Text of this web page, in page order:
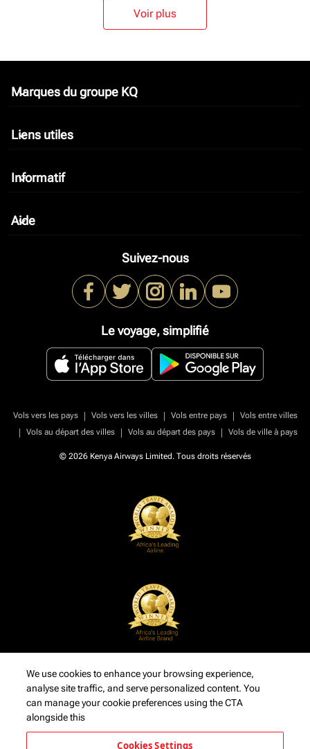
Voir plus
Marques du groupe KQ
keyboard_arrow_down
Liens utiles
keyboard_arrow_down
Informatif
keyboard_arrow_down
Aide
keyboard_arrow_down
Suivez-nous
Le voyage, simplifié
Vols vers les pays | Vols vers les villes | Vols entre pays |
Vols entre villes
|
Vols au départ des villes | Vols au départ des pays | Vols de ville à pays
© 2026 Kenya Airways Limited. Tous droits réservés
We use cookies to enhance your browsing experience,
analyse site traffic, and serve personalized content. You
can manage your cookie preferences using the CTA
alongside this
Cookies Settings